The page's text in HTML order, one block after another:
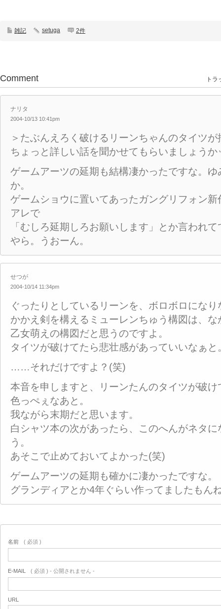
雑記 setuga 2件
Comment トラ
ナリタ
2004-10/13 10:41pm
＞たぶんえろく破けるリーンちゃんのタイツ
ちょっと詳しい話を聞かせてもらいましょう
ゲームアーツの延期も結構凄かったですな。
か。
ゲームショウに置いてあったガングリフォン
アレで
「むしろ延期しろお願いします」とか言われ
やら。うおーん。
せつが
2004-10/14 11:34pm
ぐったりとしているリーンを、ボロボロにな
かかえ剣を構えるミューレンちゅう構図は、な
乙女萌えの構図だと思うのですよ。
タイツが破けてたら悲壮感があっていいなぁと
……それだけですよ？(笑)
本音を申しますと、リーンたんのタイツが破け
色っぺぇなあと。
我ながら末期だと思います。
白シャツ本の次があったら、このへんがネタ
う。
あそこで止めておいてよかった(笑)
ゲームアーツの延期も確かに凄かったですな。
グランディアとか4年ぐらい作ってましたもん
名前 ( 必須 )
E-MAIL ( 必須 ) - 公開されません -
URL